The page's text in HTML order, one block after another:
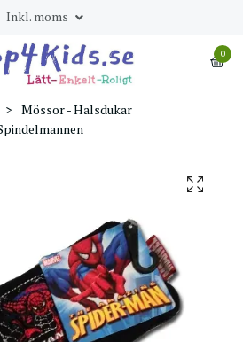
Inkl. moms
0
Mössor - Halsdukar